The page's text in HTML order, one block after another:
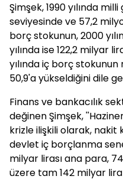
Şimşek, 1990 yılında
seviyesinde ve 57,2
borç stokunun, 2000
yılında ise 122,2 milyar
yılında iç borç stokunun
50,9'a yükseldiğini dile
Finans ve bankacılık
değinen Şimşek,
krizle ilişkili olarak, nakit
devlet iç borçlanma
milyar lirası ana para,
üzere tam 142 milyar